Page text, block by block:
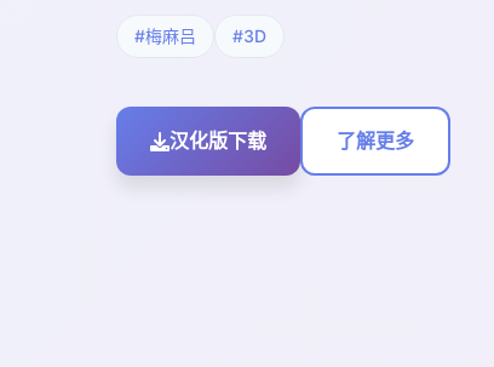
#梅麻吕 #3D
汉化版下载 了解更多